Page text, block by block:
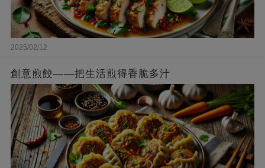
2025/02/12
創意煎餃——把生活煎得香脆多汁